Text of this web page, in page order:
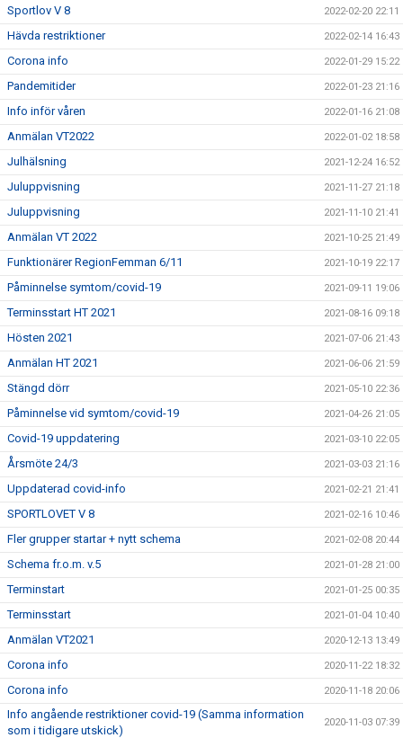
Sportlov V 8 2022-02-20 22:11
Hävda restriktioner 2022-02-14 16:43
Corona info 2022-01-29 15:22
Pandemitider 2022-01-23 21:16
Info inför våren 2022-01-16 21:08
Anmälan VT2022 2022-01-02 18:58
Julhälsning 2021-12-24 16:52
Juluppvisning 2021-11-27 21:18
Juluppvisning 2021-11-10 21:41
Anmälan VT 2022 2021-10-25 21:49
Funktionärer RegionFemman 6/11 2021-10-19 22:17
Påminnelse symtom/covid-19 2021-09-11 19:06
Terminsstart HT 2021 2021-08-16 09:18
Hösten 2021 2021-07-06 21:43
Anmälan HT 2021 2021-06-06 21:59
Stängd dörr 2021-05-10 22:36
Påminnelse vid symtom/covid-19 2021-04-26 21:05
Covid-19 uppdatering 2021-03-10 22:05
Årsmöte 24/3 2021-03-03 21:16
Uppdaterad covid-info 2021-02-21 21:41
SPORTLOVET V 8 2021-02-16 10:46
Fler grupper startar + nytt schema 2021-02-08 20:44
Schema fr.o.m. v.5 2021-01-28 21:00
Terminstart 2021-01-25 00:35
Terminsstart 2021-01-04 10:40
Anmälan VT2021 2020-12-13 13:49
Corona info 2020-11-22 18:32
Corona info 2020-11-18 20:06
Info angående restriktioner covid-19 (Samma information
som i tidigare utskick)
2020-11-03 07:39